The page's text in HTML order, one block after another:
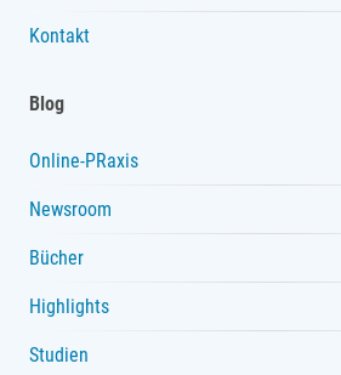
Kontakt
Blog
Online-PRaxis
Newsroom
Bücher
Highlights
Studien